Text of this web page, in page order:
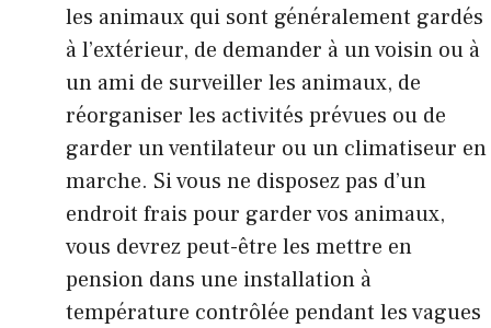
les animaux qui sont généralement gardés
à l’extérieur, de demander à un voisin ou à
un ami de surveiller les animaux, de
réorganiser les activités prévues ou de
garder un ventilateur ou un climatiseur en
marche. Si vous ne disposez pas d’un
endroit frais pour garder vos animaux,
vous devrez peut-être les mettre en
pension dans une installation à
température contrôlée pendant les vagues